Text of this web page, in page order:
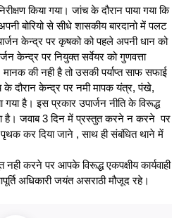
किया गया। जांच के दौरान पाया गया कि
बोरियो से सीधे शासकीय बारदानो में पलट
केन्द्र पर कृषको को पहले अपनी धान को
केन्द्र पर नियुक्त सर्वेयर को गुणवत्ता
मानक की नही है तो उसकी पर्याप्त साफ सफाई
के दौरान केन्द्र पर नमी मापक यंत्र, पंखे,
गया है। इस प्रकार उपार्जन नीति के विरूद्ध
है। जवाब 3 दिन में प्रस्तुत करने न करने पर
कर दिया जाने , साथ ही संबंधित थाने में
नही करने पर आपके विरूद्ध एकपक्षीय कार्यवाही
अधिकारी जयंत असराठी मौजूद रहे।